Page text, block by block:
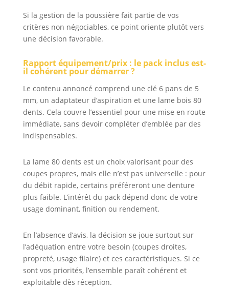
Si la gestion de la poussière fait partie de vos
critères non négociables, ce point oriente plutôt vers
une décision favorable.
Rapport équipement/prix : le pack inclus est-
il cohérent pour démarrer ?
Le contenu annoncé comprend une clé 6 pans de 5
mm, un adaptateur d’aspiration et une lame bois 80
dents. Cela couvre l’essentiel pour une mise en route
immédiate, sans devoir compléter d’emblée par des
indispensables.
La lame 80 dents est un choix valorisant pour des
coupes propres, mais elle n’est pas universelle : pour
du débit rapide, certains préféreront une denture
plus faible. L’intérêt du pack dépend donc de votre
usage dominant, finition ou rendement.
En l’absence d’avis, la décision se joue surtout sur
l’adéquation entre votre besoin (coupes droites,
propreté, usage filaire) et ces caractéristiques. Si ce
sont vos priorités, l’ensemble paraît cohérent et
exploitable dès réception.